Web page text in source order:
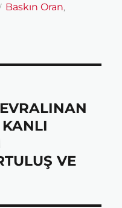
t
s
r
e
Etiketler
Baskın Oran,
VE